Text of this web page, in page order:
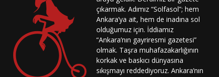
çıkarmak. Adımız “Solfasol”; hem
Ankara’ya ait, hem de inadına sol
olduğumuz için. İddiamız
“Ankara’nın gayriresmi gazetesi”
olmak. Taşra muhafazakarlığının
korkak ve baskıcı dünyasına
sıkışmayı reddediyoruz. Ankara’nın